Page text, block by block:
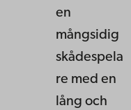
en
mångsidig
skådespela
re med en
lång och